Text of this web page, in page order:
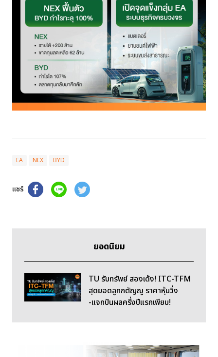
EA NEX BYD
แชร์
ยอดนิยม
TU รับทรัพย์ สองเด้ง! ITC-TFM
สุดยอดลูกกตัญญู ราคาหุ้นวิ่ง
-แจกปันผลครึ่งปีแรกเพียบ!